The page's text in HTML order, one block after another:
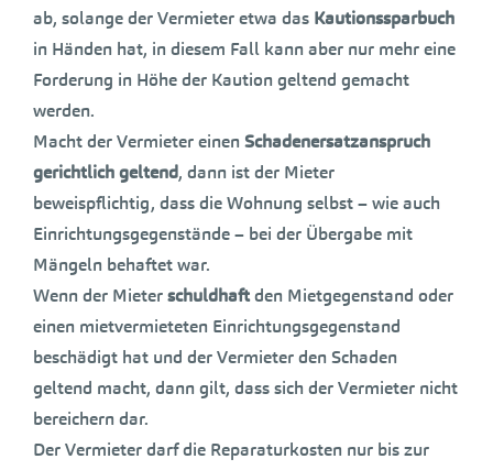
ab, solange der Vermieter etwa das Kautionssparbuch
in Händen hat, in diesem Fall kann aber nur mehr eine
Forderung in Höhe der Kaution geltend gemacht
werden.
Macht der Vermieter einen Schadenersatzanspruch
gerichtlich geltend, dann ist der Mieter
beweispflichtig, dass die Wohnung selbst – wie auch
Einrichtungsgegenstände – bei der Übergabe mit
Mängeln behaftet war.
Wenn der Mieterschuldhaftden Mietgegenstand oder
einen mietvermieteten Einrichtungsgegenstand
beschädigt hat und der Vermieter den Schaden
geltend macht, dann gilt, dass sich der Vermieter nicht
bereichern dar.
Der Vermieter darf die Reparaturkosten nur bis zur